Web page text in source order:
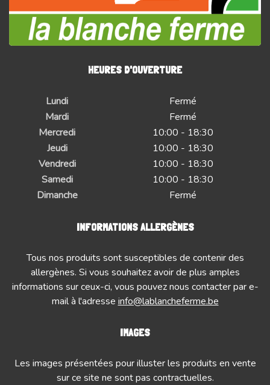
HEURES D'OUVERTURE
Lundi
Fermé
Mardi
Fermé
Mercredi
10:00 - 18:30
Jeudi
10:00 - 18:30
Vendredi
10:00 - 18:30
Samedi
10:00 - 18:30
Dimanche
Fermé
INFORMATIONS ALLERGÈNES
Tous nos produits sont susceptibles de contenir des
allergènes. Si vous souhaitez avoir de plus amples
informations sur ceux-ci, vous pouvez nous contacter par e-
mail à l'adresse info@lablancheferme.be
IMAGES
Les images présentées pour illuster les produits en vente
sur ce site ne sont pas contractuelles.